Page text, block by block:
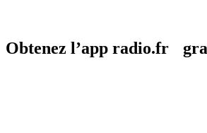
Obtenez l’app radio.fr